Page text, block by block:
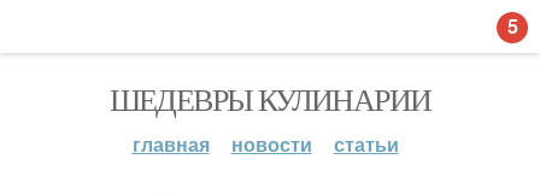
ШЕДЕВРЫ КУЛИНАРИИ
главная новости статьи
5